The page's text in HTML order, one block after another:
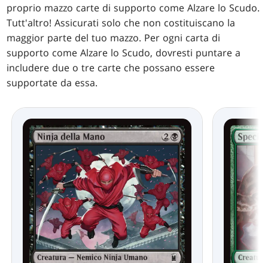
proprio mazzo carte di supporto come Alzare lo Scudo.
Tutt'altro! Assicurati solo che non costituiscano la
maggior parte del tuo mazzo. Per ogni carta di
supporto come Alzare lo Scudo, dovresti puntare a
includere due o tre carte che possano essere
supportate da essa.